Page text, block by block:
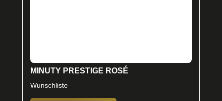
MINUTY PRESTIGE ROSÉ
Wunschliste